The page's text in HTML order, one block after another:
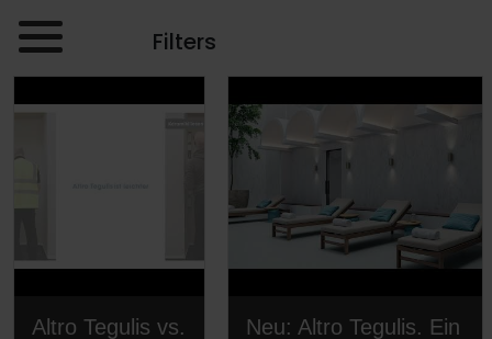
Filters
Altro Tegulis vs.
Neu: Altro Tegulis. Ein